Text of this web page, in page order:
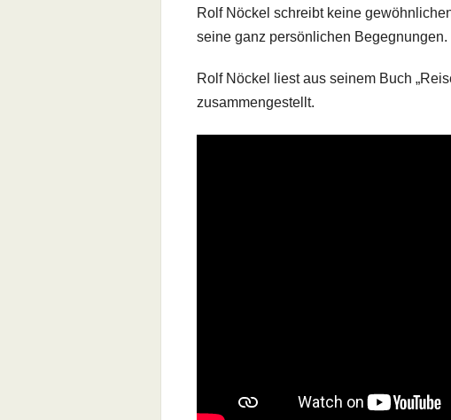
Rolf Nöckel schreibt keine
seine ganz persönlichen
Rolf Nöckel liest aus seinem Buch
zusammengestellt.